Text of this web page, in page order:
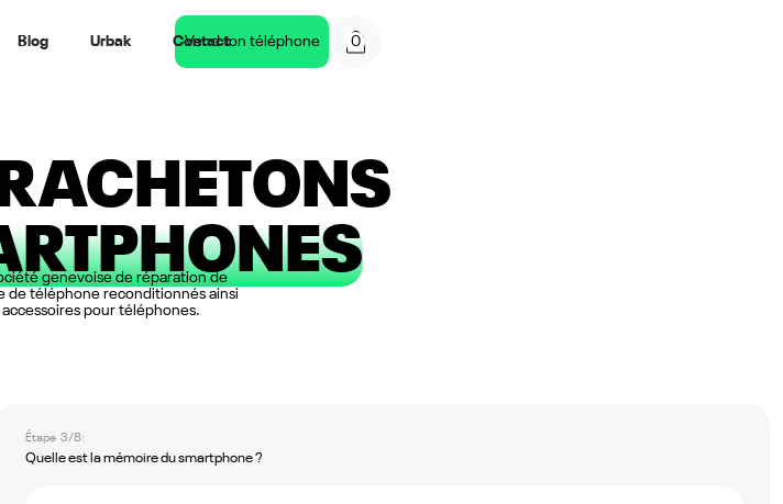
Blog Urbak Contact
Vend ton téléphone 0
genevoise de réparation de
de téléphone reconditionnés ainsi
pour téléphones.
Étape 3/8:
Quelle est la mémoire du smartphone ?